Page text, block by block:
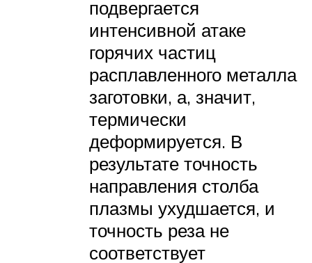
подвергается
интенсивной атаке
горячих частиц
расплавленного металла
заготовки, а, значит,
термически
деформируется. В
результате точность
направления столба
плазмы ухудшается, и
точность реза не
соответствует